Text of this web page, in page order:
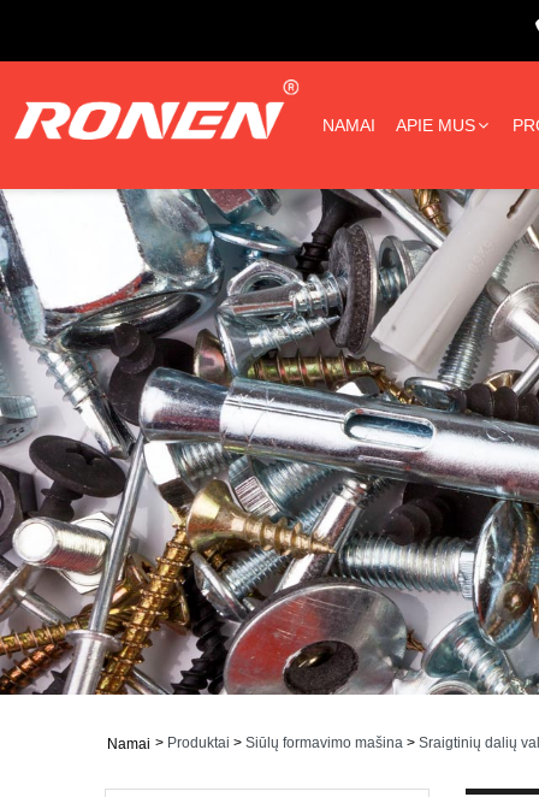
NAMAI APIE MUS
Namai > Produktai > Siūlų formavimo mašina > Sraigtinių dalių